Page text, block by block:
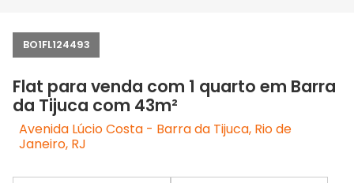
BO1FL124493
Flat para venda com 1 quarto em Barra
da Tijuca com 43m²
Avenida Lúcio Costa - Barra da Tijuca, Rio de
Janeiro, RJ